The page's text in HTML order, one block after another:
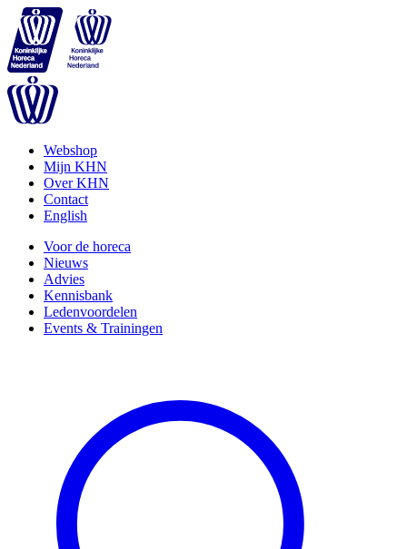
Webshop
Mijn KHN
Over KHN
Contact
English
Voor de horeca
Nieuws
Advies
Kennisbank
Ledenvoordelen
Events & Trainingen